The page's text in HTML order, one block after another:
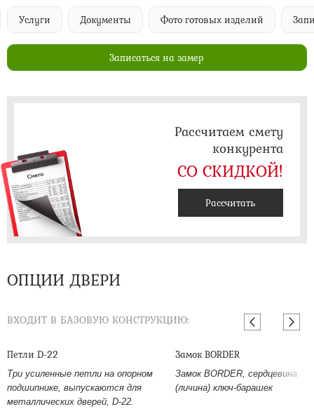
Услуги Документы Фото готовых изделий
Записаться на замер
Рассчитаем смету
конкурента
СО СКИДКОЙ!
Рассчитать
ОПЦИИ ДВЕРИ
ВХОДИТ В БАЗОВУЮ КОНСТРУКЦИЮ:
Петли D-22
Три усиленные петли на опорном
подшипнике, выпускаются для
металлических дверей, D-22.
Замок BORDER
Замок BORDER, сердцевина
(личина) ключ-барашек